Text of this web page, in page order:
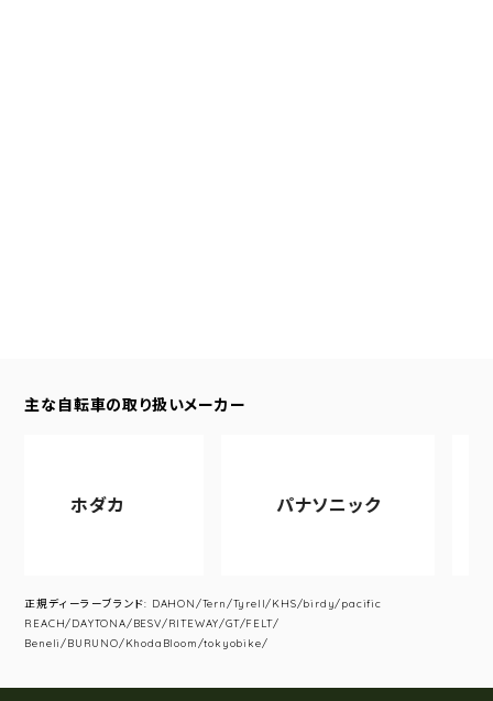
主な自転車の取り扱いメーカー
ホダカ パナソニック
正規ディーラーブランド: DAHON/Tern/Tyrell/KHS/birdy/pacific
REACH/DAYTONA/BESV/RITEWAY/GT/FELT/
Beneli/BURUNO/KhodaBloom/tokyobike/